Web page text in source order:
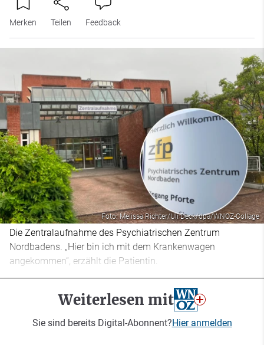
Merken Teilen Feedback
Foto: Melissa Richter/Uli Deck/dpa/WNOZ-Collage
Die Zentralaufnahme des Psychiatrischen Zentrum
Nordbadens. „Hier bin ich mit dem Krankenwagen
angekommen“, erzählt die Patientin.
Weiterlesen mit
Sie sind bereits Digital-Abonnent?Hier anmelden